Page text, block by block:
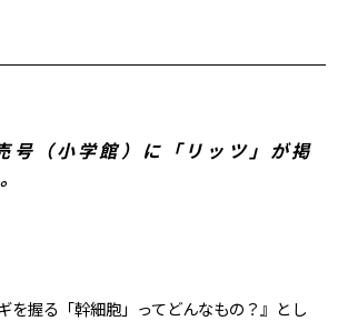
号（小学館）に「リッツ」が掲
を握る「幹細胞」ってどんなもの？』とし